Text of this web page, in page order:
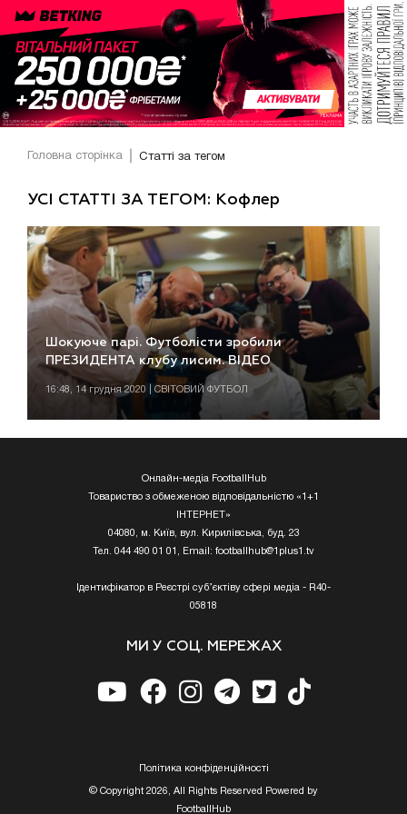
Головна сторінка Статті за тегом
УСІ СТАТТІ ЗА ТЕГОМ: Кофлер
Шокуюче парі. Футболісти зробили
ПРЕЗИДЕНТА клубу лисим. ВІДЕО
16:48, 14 грудня 2020 | СВІТОВИЙ ФУТБОЛ
Онлайн-медіа FootballHub
Товариство з обмеженою відповідальністю «1+1
ІНТЕРНЕТ»
04080, м. Київ, вул. Кирилівська, буд. 23
Тел. 044 490 01 01, Email: footballhub@1plus1.tv
Ідентифікатор в Реєстрі суб’єктіву сфері медіа - R40-
05818
МИ У СОЦ. МЕРЕЖАХ
Полiтика конфiденцiйностi
© Copyright 2026, All Rights Reserved Powered by
FootballHub